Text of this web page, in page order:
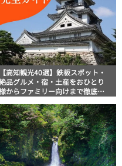
【高知観光40選】鉄板スポット・
品グルメ・宿・土産をおひとり
からファミリー向けまで徹底解